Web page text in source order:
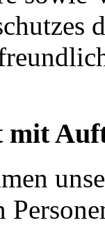
mit